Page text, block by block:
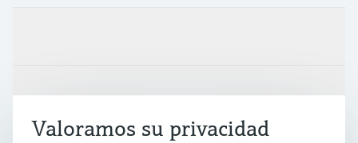
Industrias
Valoramos su privacidad